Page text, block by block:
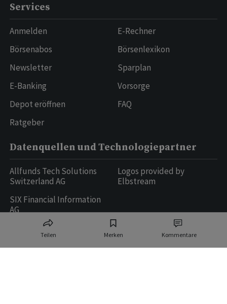
Teilen Merken Kommentare
Services
Anmelden
Börsenabos
Newsletter
E-Banking
Depot eröffnen
Ratgeber
E-Rechner
Börsenlexikon
Sparplan
Vorsorge
FAQ
Datenquellen und Technologiepartner
Allfunds Tech Solutions
Switzerland AG
SIX Financial Information
AG
Logos provided by
Elbstream
Ringier AG | Ringier Medien Schweiz